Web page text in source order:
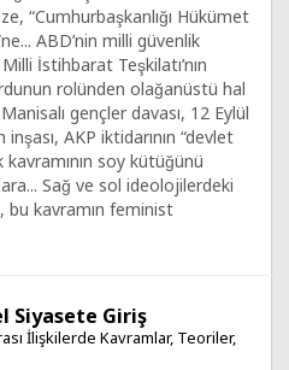
“Cumhurbaşkanlığı Hükümet
ABD’nin milli güvenlik
Milli İstihbarat Teşkilatı’nın
rolünden olağanüstü hal
gençler davası, 12 Eylül
AKP iktidarının “devlet
kavramının soy kütüğünü
Sağ ve sol ideolojilerdeki
bu kavramın feminist
Siyasete Giriş
İlişkilerde Kavramlar, Teoriler,